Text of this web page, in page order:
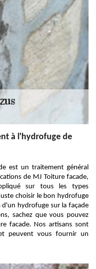
à l'hydrofuge de
est un traitement général
de MJ Toiture facade,
sur tous les types
choisir le bon hydrofuge
hydrofuge sur la façade
sachez que vous pouvez
facade. Nos artisans sont
peuvent vous fournir un